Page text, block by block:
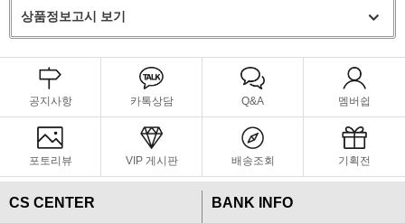
상품정보고시 보기
공지사항 카톡상담 Q&A 멤버쉽
포토리뷰 VIP 게시판 배송조회 기획전
CS CENTER BANK INFO